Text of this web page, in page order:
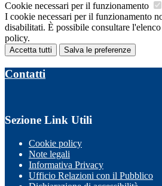
Cookie necessari per il funzionamento
I cookie necessari per il funzionamento
disabilitati. È possibile consultare
policy.
Accetta tutti Salva le preferenze
Contatti
Sezione Link Utili
Cookie policy
Note legali
Informativa Privacy
Ufficio Relazioni con il Pubblico